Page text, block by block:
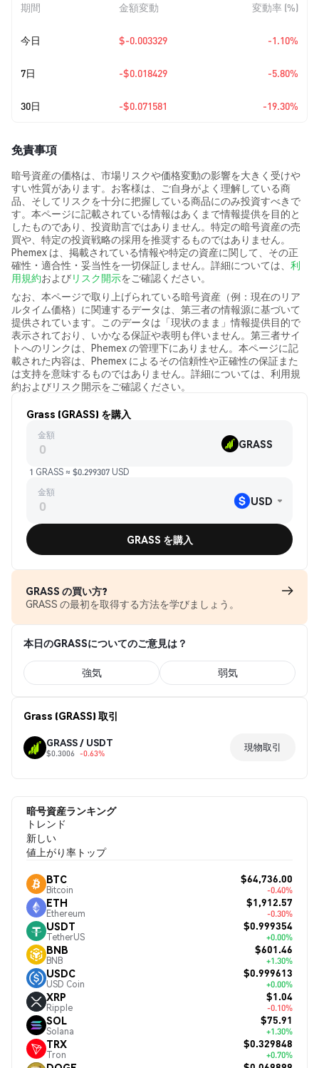
期間 金額変動 変動率 (%)
今日 $-0.003329 -1.10%
7日 -$0.018429 -5.80%
30日 -$0.071581 -19.30%
免責事項
暗号資産の価格は、市場リスクや価格変動の影響を大きく受けや
すい性質があります。お客様は、ご自身がよく理解している商
品、そしてリスクを十分に把握している商品にのみ投資すべきで
す。本ページに記載されている情報はあくまで情報提供を目的と
したものであり、投資助言ではありません。特定の暗号資産の売
買や、特定の投資戦略の採用を推奨するものではありません。
Phemex は、掲載されている情報や特定の資産に関して、その正
確性・適合性・妥当性を一切保証しません。詳細については、 利
用規約およびリスク開示をご確認ください。
なお、本ページで取り上げられている暗号資産（例：現在のリア
ルタイム価格）に関連するデータは、第三者の情報源に基づいて
提供されています。このデータは「現状のまま」情報提供目的で
表示されており、いかなる保証や表明も伴いません。第三者サイ
トへのリンクは、Phemex の管理下にありません。本ページに記
載された内容は、Phemex によるその信頼性や正確性の保証また
は支持を意味するものではありません。詳細については、利用規
約およびリスク開示をご確認ください。
Grass (GRASS) を購入
金額
GRASS
1 GRASS ≈ $0.299307 USD
金額
USD
GRASS を購入
GRASS の買い方?
GRASS の最初を取得する方法を学びましょう。
本日のGRASSについてのご意見は？
強気 弱気
Grass (GRASS) 取引
GRASS / USDT
$0.3006 -0.63%
現物取引
暗号資産ランキング
トレンド
新しい
値上がり率トップ
BTC
Bitcoin
$64,736.00
-0.40%
ETH
Ethereum
$1,912.57
-0.30%
USDT
TetherUS
$0.999354
+0.00%
BNB
BNB
$601.46
+1.30%
USDC
USD Coin
$0.999613
+0.00%
XRP
Ripple
$1.04
-0.10%
SOL
Solana
$75.91
+1.30%
TRX
Tron
$0.329848
+0.70%